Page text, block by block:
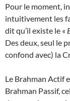
Pour le moment,
intuitivement les
dit qu’il existe le «
Des deux, seul le
confond avec) la
Le Brahman Actif
Brahman Passif,